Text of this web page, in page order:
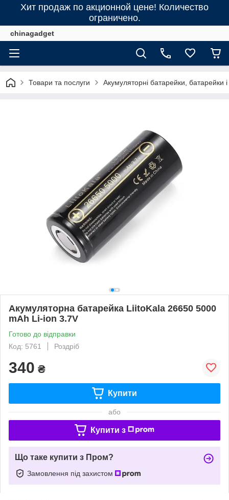
Хит продаж по акционной цене! Количество
ограничено.
chinagadget
Товари та послуги Акумуляторні батарейки, батарейки
Акумуляторна батарейка LiitoKala 26650 5000
mAh Li-ion 3.7V
Готово до відправки
Код: 5761
Роздріб
340 ₴
Купити
або
Купити з
Що таке купити з Пром?
Замовлення під захистом